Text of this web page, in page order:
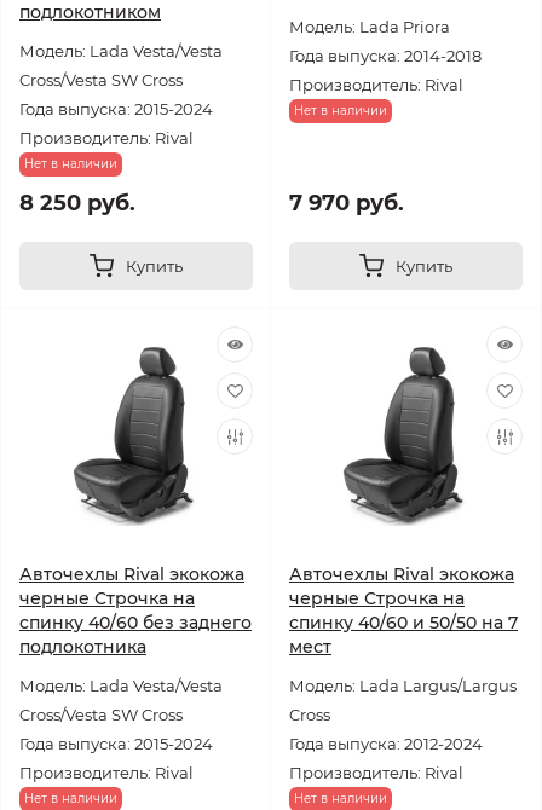
подлокотником
Модель: Lada Vesta/Vesta
Cross/Vesta SW Cross
Года выпуска: 2015-2024
Производитель: Rival
Нет в наличии
8 250 руб.
Купить
Модель: Lada Priora
Года выпуска: 2014-2018
Производитель: Rival
Нет в наличии
7 970 руб.
Купить
Авточехлы Rival экокожа
черные Строчка на
спинку 40/60 без заднего
подлокотника
Модель: Lada Vesta/Vesta
Cross/Vesta SW Cross
Года выпуска: 2015-2024
Производитель: Rival
Нет в наличии
Авточехлы Rival экокожа
черные Строчка на
спинку 40/60 и 50/50 на 7
мест
Модель: Lada Largus/Largus
Cross
Года выпуска: 2012-2024
Производитель: Rival
Нет в наличии